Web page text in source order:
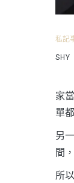
私記
SHY
家
單
另
間
所